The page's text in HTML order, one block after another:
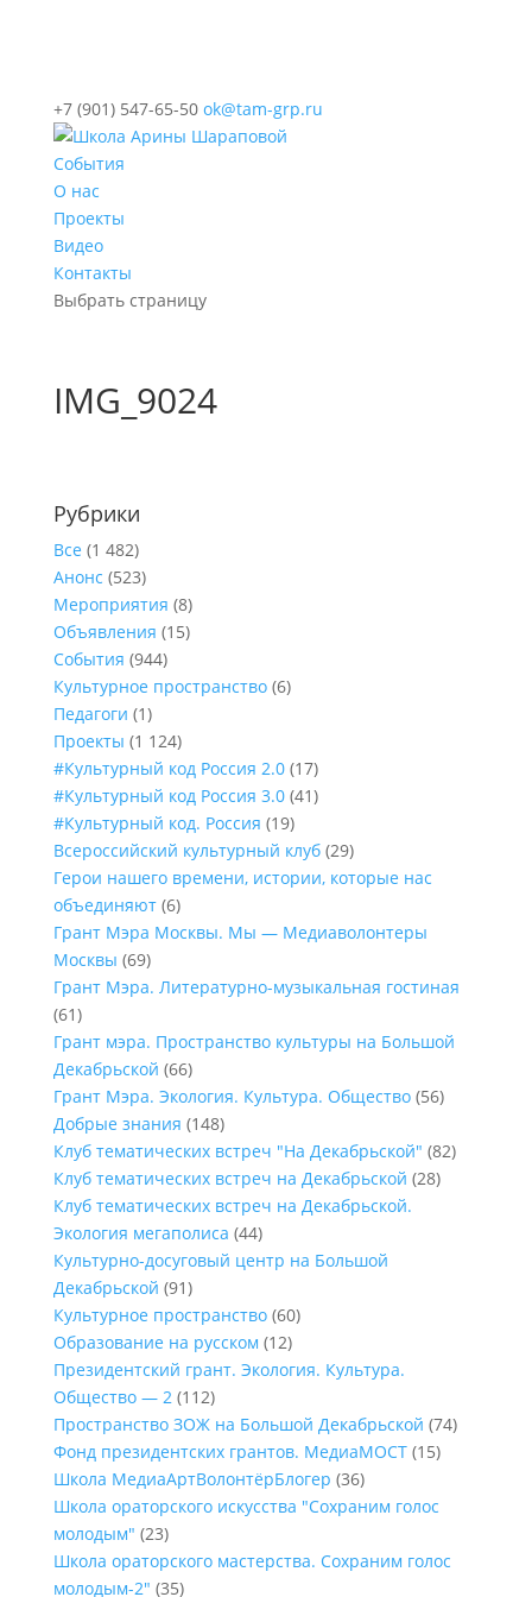
+7 (901) 547-65-50 ok@tam-grp.ru
События
О нас
Проекты
Видео
Контакты
Выбрать страницу
IMG_9024
Рубрики
Все (1 482)
Анонс (523)
Мероприятия (8)
Объявления (15)
События (944)
Культурное пространство(6)
Педагоги (1)
Проекты (1 124)
#Культурный код Россия 2.0(17)
#Культурный код Россия 3.0(41)
#Культурный код. Россия (19)
Всероссийский культурный клуб(29)
Герои нашего времени, истории, которые нас
объединяют(6)
Грант Мэра Москвы. Мы — Медиаволонтеры
Москвы (69)
Грант Мэра. Литературно-музыкальная гостиная
(61)
Грант мэра. Пространство культуры на Большой
Декабрьской (66)
Грант Мэра. Экология. Культура. Общество(56)
Добрые знания (148)
Клуб тематических встреч "На Декабрьской" (82)
Клуб тематических встреч на Декабрьской (28)
Клуб тематических встреч на Декабрьской.
Экология мегаполиса (44)
Культурно-досуговый центр на Большой
Декабрьской (91)
Культурное пространство(60)
Образование на русском (12)
Президентский грант. Экология. Культура.
Общество — 2(112)
Пространство ЗОЖ на Большой Декабрьской (74)
Фонд президентских грантов. МедиаМОСТ(15)
Школа МедиаАртВолонтёрБлогер (36)
Школа ораторского искусства "Сохраним голос
молодым" (23)
Школа ораторского мастерства. Сохраним голос
молодым-2" (35)